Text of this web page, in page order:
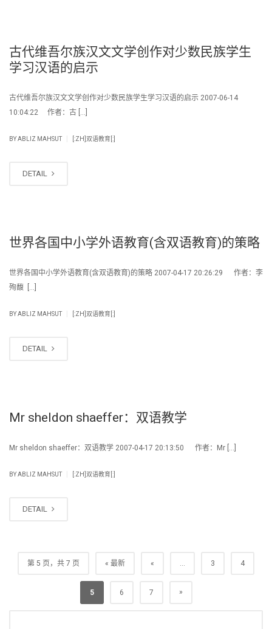
古代维吾尔族汉文文学创作对少数民族学生
学习汉语的启示
古代维吾尔族汉文文学创作对少数民族学生学习汉语的启示 2007-06-14
10:04:22 作者：古 […]
BYABLIZ MAHSUT [:ZH]双语教育[:]
DETAIL
世界各国中小学外语教育(含双语教育)的策略
世界各国中小学外语教育(含双语教育)的策略 2007-04-17 20:26:29 作者：李
殉馥 […]
BYABLIZ MAHSUT [:ZH]双语教育[:]
DETAIL
Mr sheldon shaeffer：双语教学
Mr sheldon shaeffer：双语教学 2007-04-17 20:13:50 作者：Mr […]
BYABLIZ MAHSUT [:ZH]双语教育[:]
DETAIL
第 5 页，共 7 页 « 最新 « ... 3 4
5 6 7 »